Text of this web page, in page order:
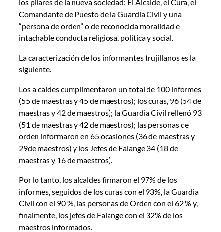
los pilares de la nueva sociedad: El Alcalde, el Cura, el
Comandante de Puesto de la Guardia Civil y una
“persona de orden” o de reconocida moralidad e
intachable conducta religiosa, política y social.
La caracterización de los informantes trujillanos es la
siguiente.
Los alcaldes cumplimentaron un total de 100 informes
(55 de maestras y 45 de maestros); los curas, 96 (54 de
maestras y 42 de maestros); la Guardia Civil rellenó 93
(51 de maestras y 42 de maestros); las personas de
orden informaron en 65 ocasiones (36 de maestras y
29de maestros) y los Jefes de Falange 34 (18 de
maestras y 16 de maestros).
Por lo tanto, los alcaldes firmaron el 97% de los
informes, seguidos de los curas con el 93%, la Guardia
Civil con el 90 %, las personas de Orden con el 62 % y,
finalmente, los jefes de Falange con el 32% de los
maestros informados.